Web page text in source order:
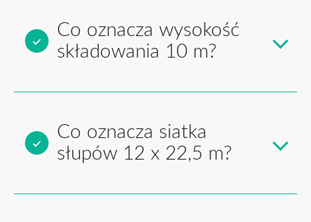
Co oznacza wysokość
składowania 10 m?
Co oznacza siatka
słupów 12 x 22,5 m?